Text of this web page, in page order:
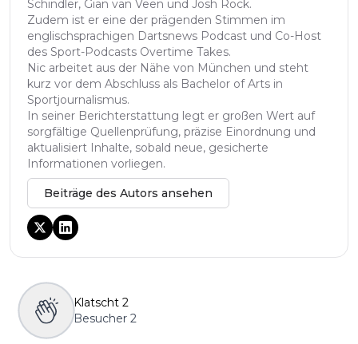
Schindler, Gian van Veen und Josh Rock.
Zudem ist er eine der prägenden Stimmen im
englischsprachigen Dartsnews Podcast und Co-Host
des Sport-Podcasts Overtime Takes.
Nic arbeitet aus der Nähe von München und steht
kurz vor dem Abschluss als Bachelor of Arts in
Sportjournalismus.
In seiner Berichterstattung legt er großen Wert auf
sorgfältige Quellenprüfung, präzise Einordnung und
aktualisiert Inhalte, sobald neue, gesicherte
Informationen vorliegen.
Beiträge des Autors ansehen
Klatscht 2
Besucher 2